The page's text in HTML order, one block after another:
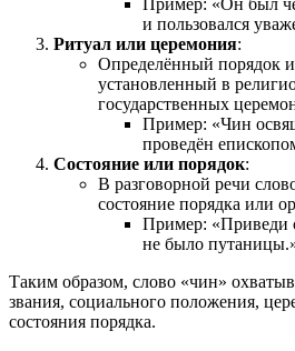
и пользовался
Ритуал или церемония:
Определённый порядок
установленный в
государственных
Пример: «Чин
проведён
Состояние или порядок:
В разговорной речи
состояние порядка или
Пример: «Приведи
не было
Таким образом, слово «чин»
звания, социального положения,
состояния порядка.